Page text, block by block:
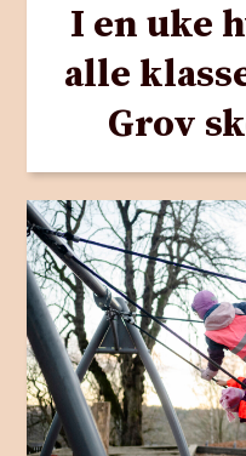
I en uke
alle
Grov